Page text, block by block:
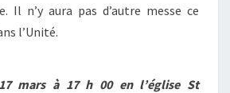
Il n’y aura pas d’autre messe ce
l’Unité.
mars à 17 h 00 en l’église St